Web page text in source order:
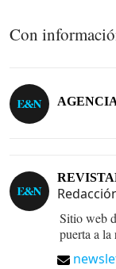
Con
Sitio web
puerta a la